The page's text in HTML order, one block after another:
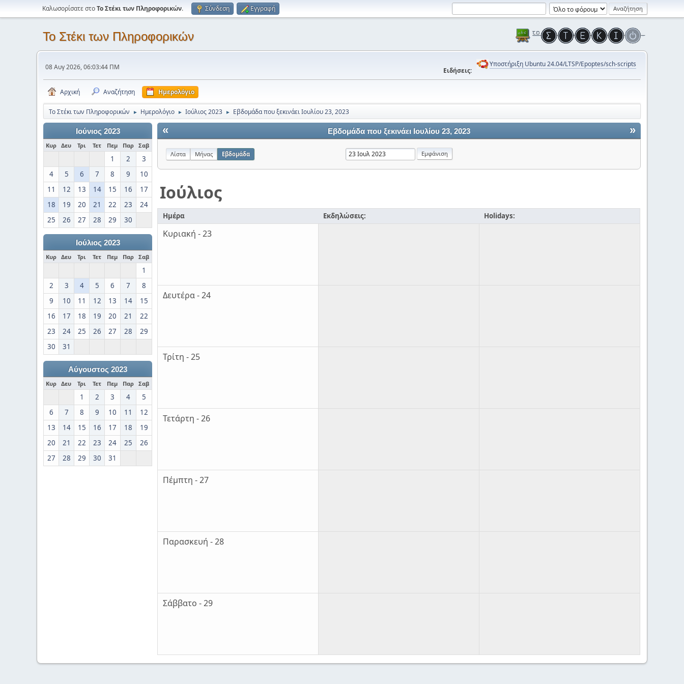
Καλωσορίσατε στοΤο Στέκι των Πληροφορικών. Σύνδεση Εγγραφή
Το Στέκι των Πληροφορικών
08 Αυγ 2026, 06:03:44 ΠΜ Ειδήσεις:
Υποστήριξη Ubuntu 24.04/LTSP/Epoptes/sch-scripts
Αρχική Αναζήτηση Ημερολόγιο
Το Στέκι των Πληροφορικών ► Ημερολόγιο ► Ιούλιος 2023 ► Εβδομάδα που ξεκινάει Ιουλίου 23, 2023
Ιούνιος 2023
Κυρ Δευ Τρι Τετ Πεμ Παρ Σαβ
1 2
3
4
5 6 7 8 9
10
11
12 13 14 15 16
17
18
19 20 21 22 23
24
25
26 27 28 29 30
Ιούλιος 2023
Κυρ Δευ Τρι Τετ Πεμ Παρ Σαβ
1
2
3 4 5 6 7
8
9
10 11 12 13 14
15
16
17 18 19 20 21
22
23
24 25 26 27 28
29
30
31
Αύγουστος 2023
Κυρ Δευ Τρι Τετ Πεμ Παρ Σαβ
1 2 3 4
5
6
7 8 9 10 11
12
13
14 15 16 17 18
19
20
21 22 23 24 25
26
27
28 29 30 31
« »
Εβδομάδα που ξεκινάει Ιουλίου 23, 2023
Λίστα Μήνας Εβδομάδα
Ιούλιος
Ημέρα Εκδηλώσεις: Holidays:
Κυριακή - 23
Δευτέρα - 24
Τρίτη - 25
Τετάρτη - 26
Πέμπτη - 27
Παρασκευή - 28
Σάββατο - 29